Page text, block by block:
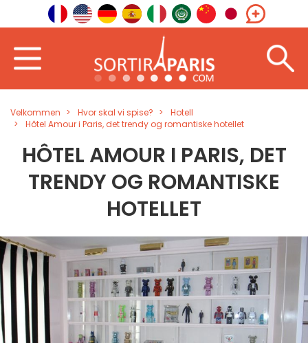
Velkommen Hvor skal vi spise?
Hotell
Hôtel Amour i Paris, det trendy og romantiske hotellet
HÔTEL AMOUR I PARIS, DET
TRENDY OG ROMANTISKE
HOTELLET